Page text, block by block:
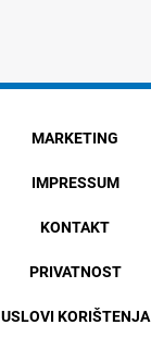
MARKETING
IMPRESSUM
KONTAKT
PRIVATNOST
USLOVI KORIŠTENJA